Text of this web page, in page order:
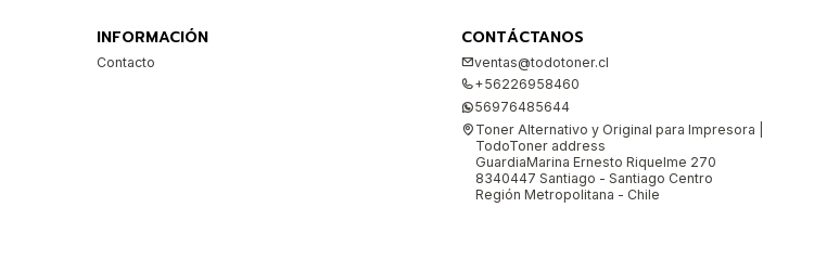
INFORMACIÓN
Contacto
CONTÁCTANOS
ventas@todotoner.cl
+56226958460
56976485644
Toner Alternativo y Original para Impresora |
TodoToner address
GuardiaMarina Ernesto Riquelme 270
8340447 Santiago - Santiago Centro
Región Metropolitana - Chile